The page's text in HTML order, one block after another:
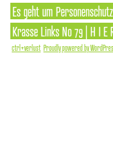
Es geht um
Krasse Links No 79 | H I E
ctrl+verlust Proudly powered by